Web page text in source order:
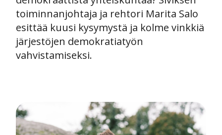
toiminnanjohtaja ja rehtori Marita Salo
esittää kuusi kysymystä ja kolme vinkkiä
järjestöjen demokratiatyön
vahvistamiseksi.